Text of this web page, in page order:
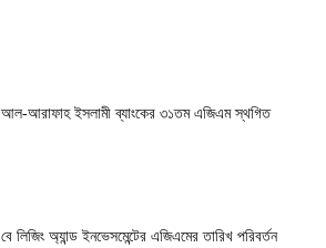
আল-আরাফাহ ইসলামী ব্যাংকের ৩১তম এজিএম স্থগিত
বে লিজিং অ্যান্ড ইনভেসমেন্টের এজিএমের তারিখ পরিবর্তন